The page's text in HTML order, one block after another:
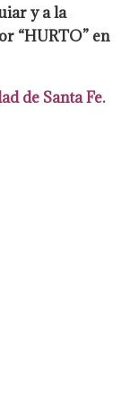
y ala
“HURTO” en
de Santa Fe.